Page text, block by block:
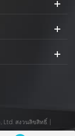
Ltd. สงวนลิขสิทธิ์.
ตัว